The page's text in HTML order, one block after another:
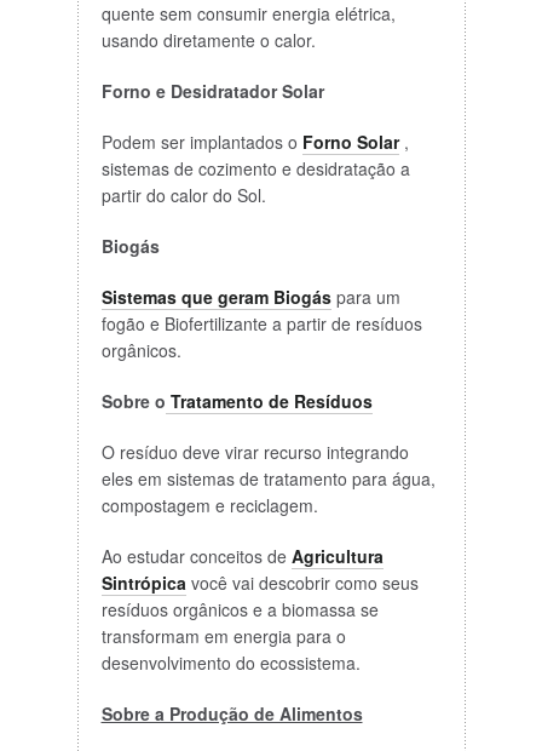
quente sem consumir energia elétrica,
usando diretamente o calor.
Forno e Desidratador Solar
Podem ser implantados o Forno Solar,
sistemas de cozimento e desidratação a
partir do calor do Sol.
Biogás
Sistemas que geram Biogáspara um
fogão e Biofertilizante a partir de resíduos
orgânicos.
Sobre o Tratamento de Resíduos
O resíduo deve virar recurso integrando
eles em sistemas de tratamento para água,
compostagem e reciclagem.
Ao estudar conceitos de Agricultura
Sintrópicavocê vai descobrir como seus
resíduos orgânicos e a biomassa se
transformam em energia para o
desenvolvimento do ecossistema.
Sobre a Produção de Alimentos